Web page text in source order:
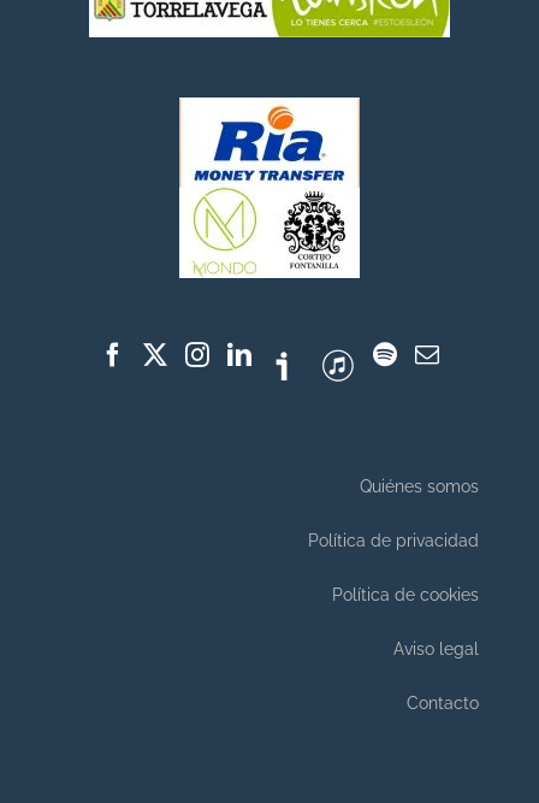
Quiénes somos
Política de privacidad
Política de cookies
Aviso legal
Contacto